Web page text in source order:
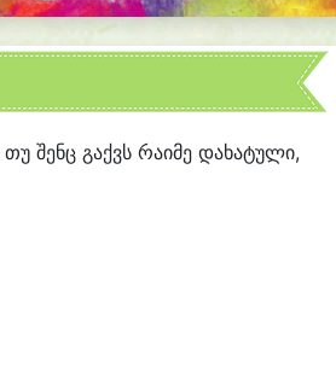
თუ შენც გაქვს რაიმე დახატული,